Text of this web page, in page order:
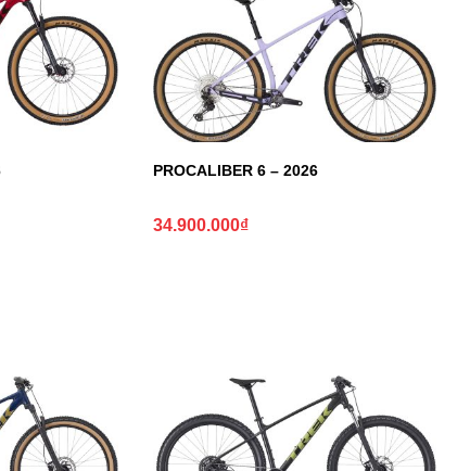
PROCALIBER 6 – 2026
34.900.000₫